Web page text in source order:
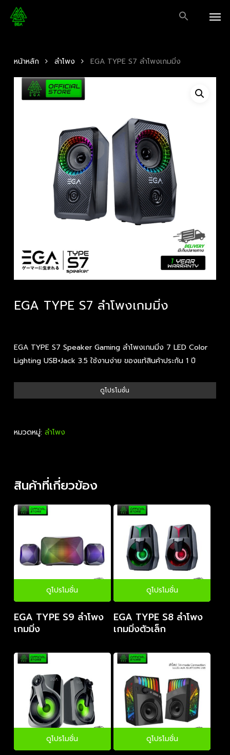
หน้าหลัก ลำโพง EGA TYPE S7 ลำโพงเกมมิ่ง
EGA TYPE S7 ลำโพงเกมมิ่ง
EGA TYPE S7 Speaker Gaming ลำโพงเกมมิ่ง 7 LED Color
Lighting USB+Jack 3.5 ใช้งานง่าย ของแท้สินค้าประกัน 1 ปี
ดูโปรโมชั่น
หมวดหมู่: ลำโพง
สินค้าที่เกี่ยวข้อง
ดูโปรโมชั่น
EGA TYPE S9 ลำโพง
เกมมิ่ง
ดูโปรโมชั่น
EGA TYPE S8 ลำโพง
เกมมิ่งตัวเล็ก
ดูโปรโมชั่น ดูโปรโมชั่น